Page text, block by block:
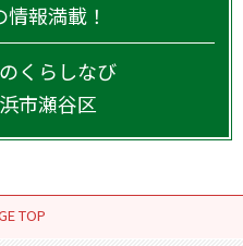
報満載！
くらしなび
市瀬谷区
TOP